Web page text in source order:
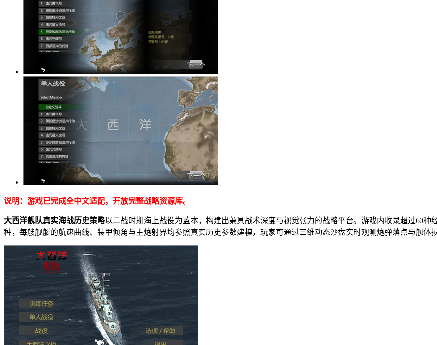
说明：游戏已完成全中文适配，开放完整战略资源库。
大西洋舰队真实海战历史策略以二战时期海上战役为蓝本，构建出兼具战术深度与视觉张力的战略平台。游戏内收录超过60
种，每艘舰艇的航速曲线、装甲倾角与主炮射界均参照真实历史参数建模，玩家可通过三维动态沙盘实时观测炮弹落点与舰体